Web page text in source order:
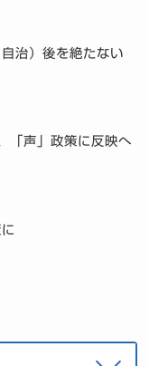
治）後を絶たない
「声」政策に反映へ